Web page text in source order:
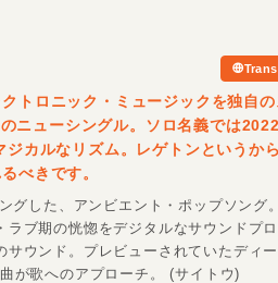
トロニック・ミュージックを独自の
ニューシングル。ソロ名義では
カルなリズム。レゲトンというか
べきです。
グした、アンビエント・ポップソング
ブ期の恍惚をデジタルなサウンドプ
ウンド。プレビューされていたディー
が歌へのアプローチ。 (サイトウ)